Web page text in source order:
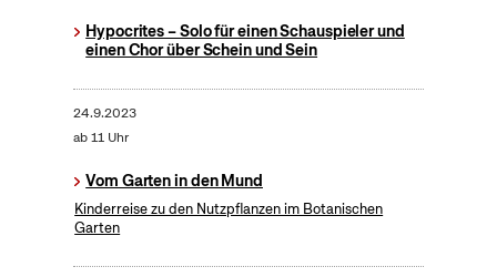
Hypocrites – Solo für einen Schauspieler und
einen Chor über Schein und Sein
24.9.2023
ab 11 Uhr
Vom Garten in den Mund
Kinderreise zu den Nutzpflanzen im Botanischen
Garten